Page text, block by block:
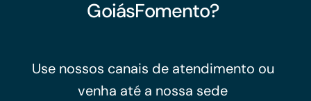
GoiásFomento?
Use nossos canais de atendimento ou
venha até a nossa sede